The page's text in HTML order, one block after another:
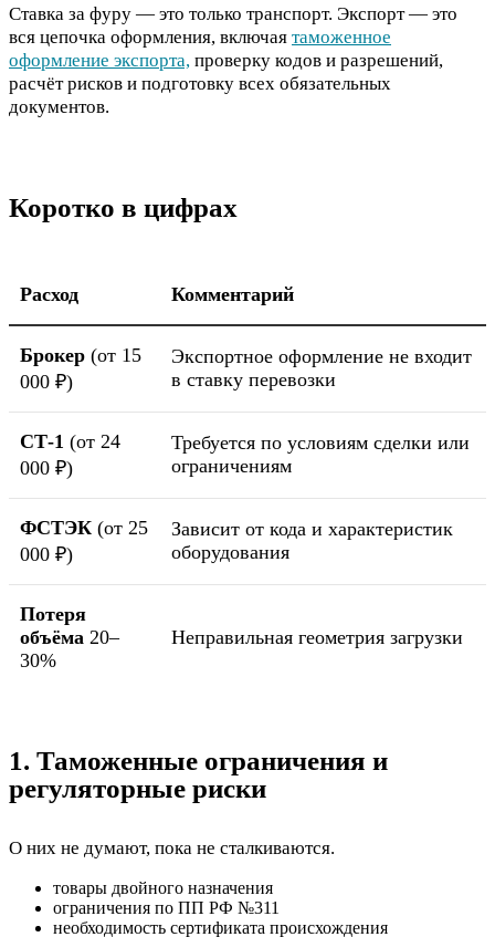
Ставка за фуру — это только транспорт. Экспорт — это
вся цепочка оформления, включая таможенное
оформление экспорта, проверку кодов и разрешений,
расчёт рисков и подготовку всех обязательных
документов.
Коротко в цифрах
Расход Комментарий
Брокер (от 15
000 ₽)
Экспортное оформление не входит
в ставку перевозки
СТ-1 (от 24
000 ₽)
Требуется по условиям сделки или
ограничениям
ФСТЭК (от 25
000 ₽)
Зависит от кода и характеристик
оборудования
Потеря
объёма 20–
30%
Неправильная геометрия загрузки
1. Таможенные ограничения и
регуляторные риски
О них не думают, пока не сталкиваются.
товары двойного назначения
ограничения по ПП РФ №311
необходимость сертификата происхождения